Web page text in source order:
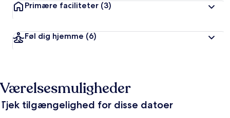
Primære faciliteter (3)
Føl dig hjemme (6)
Værelsesmuligheder
Tjek tilgængelighed for disse datoer